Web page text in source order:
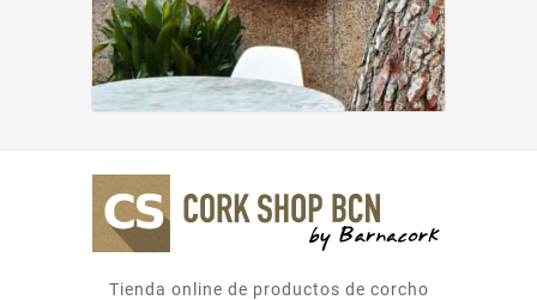
Tienda online de productos de corcho